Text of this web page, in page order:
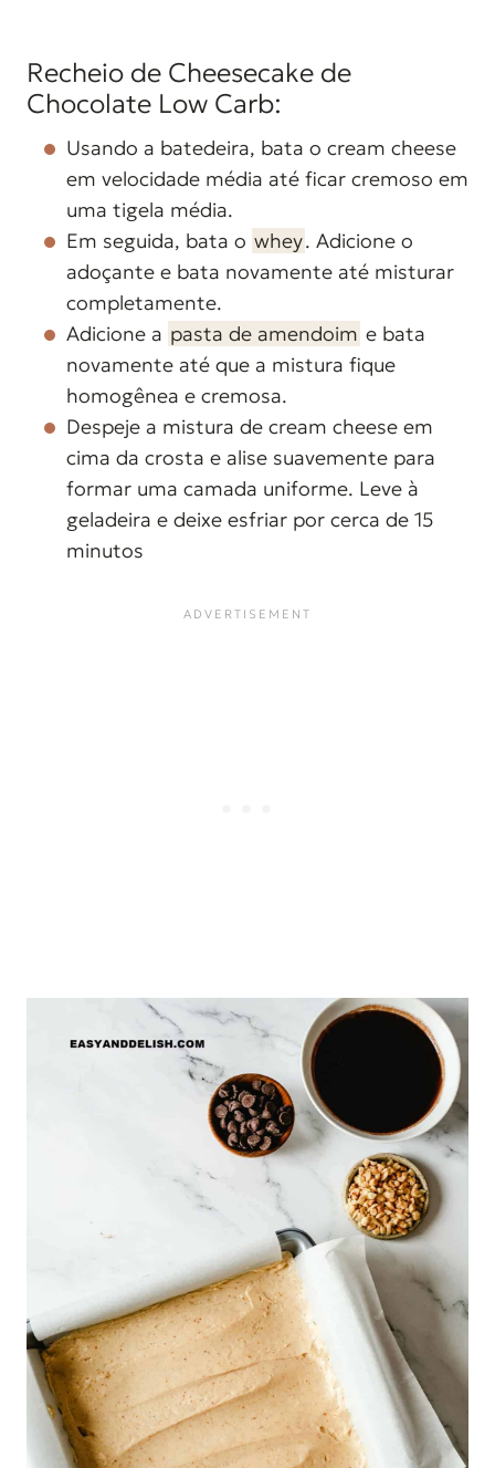
Recheio de Cheesecake de
Chocolate Low Carb:
Usando a batedeira, bata o cream cheese
em velocidade média até ficar cremoso em
uma tigela média.
Em seguida, bata o whey. Adicione o
adoçante e bata novamente até misturar
completamente.
Adicione a pasta de amendoim e bata
novamente até que a mistura fique
homogênea e cremosa.
Despeje a mistura de cream cheese em
cima da crosta e alise suavemente para
formar uma camada uniforme. Leve à
geladeira e deixe esfriar por cerca de 15
minutos